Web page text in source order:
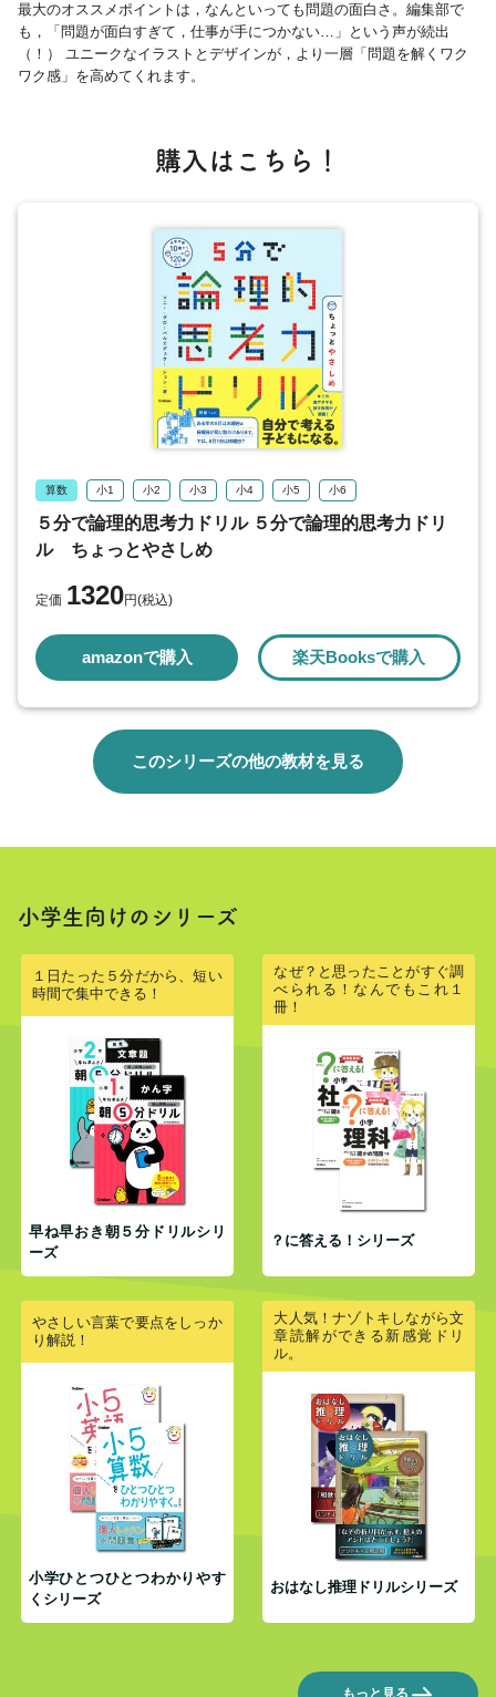
最大のオススメポイントは，なんといっても問題の面白さ。編集部で
も，「問題が面白すぎて，仕事が手につかない…」という声が続出
（！） ユニークなイラストとデザインが，より一層「問題を解くワク
ワク感」を高めてくれます。
購入はこちら！
算数 小1 小2 小3 小4 小5 小6
５分で論理的思考力ドリル ５分で論理的思考力ドリ
ル ちょっとやさしめ
定価 1320円(税込)
amazonで購入 楽天Booksで購入
このシリーズの他の教材を見る
小学生向けのシリーズ
１日たった５分だから、短い
時間で集中できる！
早ね早おき朝５分ドリルシリ
ーズ
なぜ？と思ったことがすぐ調
べられる！なんでもこれ１
冊！
？に答える！シリーズ
やさしい言葉で要点をしっか
り解説！
小学ひとつひとつわかりやす
くシリーズ
大人気！ナゾトキしながら文
章読解ができる新感覚ドリ
ル。
おはなし推理ドリルシリーズ
もっと見る